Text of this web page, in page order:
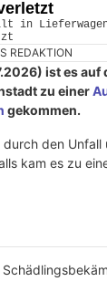
REDAKTION
ist es auf
zu einer
gekommen.
den Unfall
kam es zu